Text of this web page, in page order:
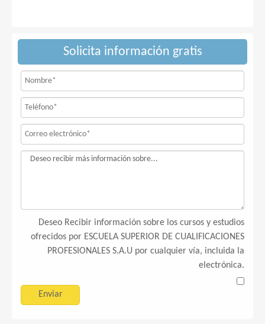
Solicita información gratis
Deseo Recibir información sobre los cursos y estudios
ofrecidos por ESCUELA SUPERIOR DE CUALIFICACIONES
PROFESIONALES S.A.U por cualquier vía, incluida la
electrónica.